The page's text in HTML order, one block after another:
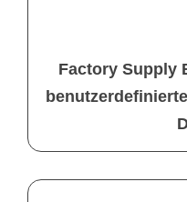
Factory Supply